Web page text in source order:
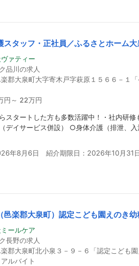
スタッフ・正社員／ふるさとホーム
ァティー
品川の求人
郡大泉町大字寄木戸字萩原１５６６－１
円～ 22万円
スタートした方も多数活躍中！・社内研
デイサービス併設） ○身体介護（排泄、
年8月6日 紹介期限日：2026年10月31
邑楽郡大泉町）認定こども園えのき幼
ールケア
長野の求人
郡大泉町北小泉３－９－６「認定こども
ルバイト